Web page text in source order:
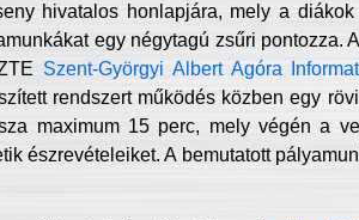
hivatalos honlapjára, mely a
egy négytagú zsűri pontozza.
Szent-Györgyi Albert Agóra
rendszert működés közben egy
maximum 15 perc, mely végén a
észrevételeiket. A bemutatott